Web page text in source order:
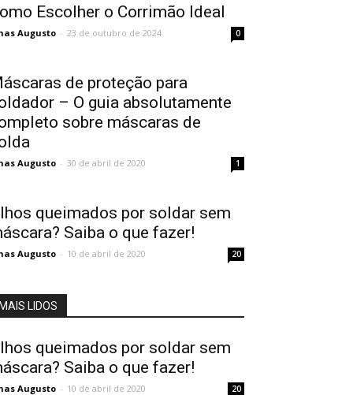
Escolher o Corrimão Ideal
Augusto - 23 de outubro de 2024 0
de proteção para
– O guia absolutamente
sobre máscaras de
Augusto - 30 de abril de 2020 1
queimados por soldar sem
Saiba o que fazer!
Augusto - 10 de abril de 2020 20
MAIS LIDOS
queimados por soldar sem
Saiba o que fazer!
Augusto - 10 de abril de 2020 20